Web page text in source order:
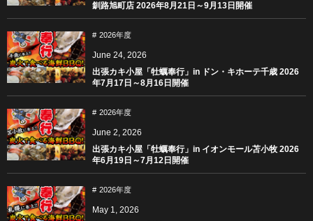
釧路旭町店 2026年8月21日～9月13日開催
2026年度
June 24, 2026
出張カキ小屋「牡蠣奉行」in ドン・キホーテ千歳 2026
年7月17日～8月16日開催
2026年度
June 2, 2026
出張カキ小屋「牡蠣奉行」in イオンモール苫小牧 2026
年6月19日～7月12日開催
2026年度
May 1, 2026